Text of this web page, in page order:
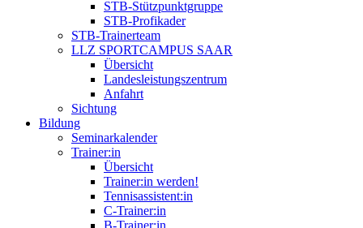
STB-Stützpunktgruppe
STB-Profikader
STB-Trainerteam
LLZ SPORTCAMPUS SAAR
Übersicht
Landesleistungszentrum
Anfahrt
Sichtung
Bildung
Seminarkalender
Trainer:in
Übersicht
Trainer:in werden!
Tennisassistent:in
C-Trainer:in
B-Trainer:in